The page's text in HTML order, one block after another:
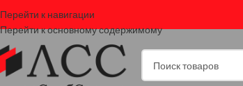
Перейти к навигации
Перейти к основному содержимому